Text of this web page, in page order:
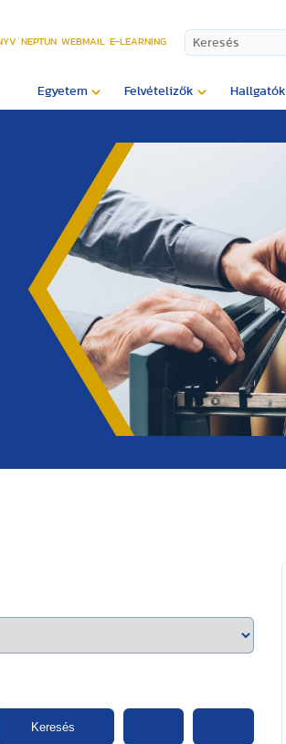
NEPTUN WEBMAIL E-LEARNING
Egyetem Felvételizők Hallgatók
Keresés